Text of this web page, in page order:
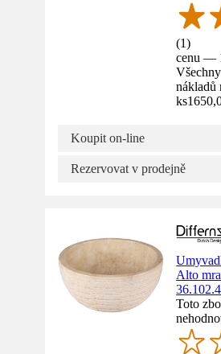
(1)
cenu —
nákladů
ks
Koupit on-line
Rezervovat v prodejně
Alto
Toto